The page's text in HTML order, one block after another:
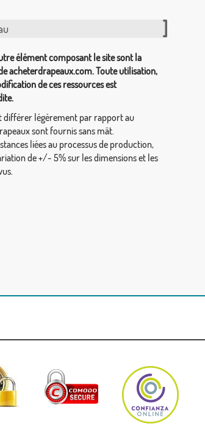
élément composant le site sont la
acheterdrapeaux.com. Toute utilisation,
de ces ressources est
différer légèrement par rapport au
sont fournis sans mât.
liées au processus de production,
de +/- 5% sur les dimensions et les